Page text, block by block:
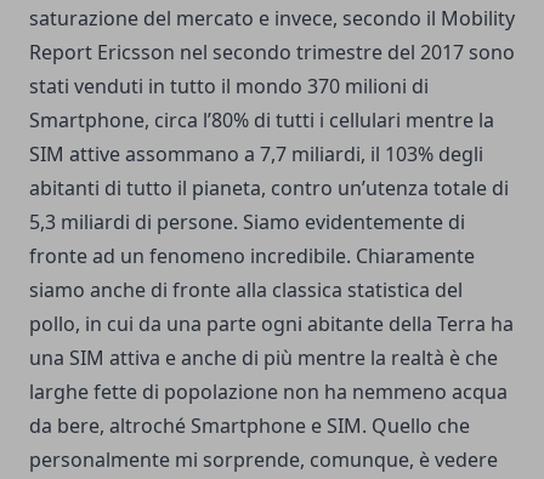
saturazione del mercato e invece, secondo il Mobility
Report Ericsson nel secondo trimestre del 2017 sono
stati venduti in tutto il mondo 370 milioni di
Smartphone, circa l’80% di tutti i cellulari mentre la
SIM attive assommano a 7,7 miliardi, il 103% degli
abitanti di tutto il pianeta, contro un’utenza totale di
5,3 miliardi di persone. Siamo evidentemente di
fronte ad un fenomeno incredibile. Chiaramente
siamo anche di fronte alla classica statistica del
pollo, in cui da una parte ogni abitante della Terra ha
una SIM attiva e anche di più mentre la realtà è che
larghe fette di popolazione non ha nemmeno acqua
da bere, altroché Smartphone e SIM. Quello che
personalmente mi sorprende, comunque, è vedere